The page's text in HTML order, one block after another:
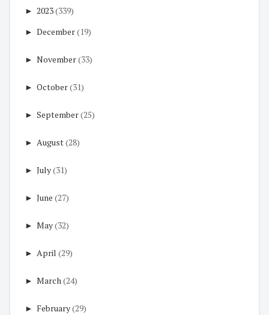
► 2023(339)
► December(19)
► November(33)
► October(31)
► September(25)
► August(28)
► July(31)
► June (27)
► May(32)
► April (29)
► March(24)
► February(29)